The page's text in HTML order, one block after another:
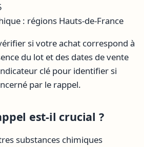
: régions Hauts-de-France
si votre achat correspond à
du lot et des dates de vente
clé pour identifier si
par le rappel.
est-il crucial ?
substances chimiques